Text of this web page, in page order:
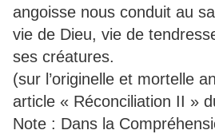
angoisse nous conduit au
vie de Dieu, vie de
ses créatures.
(sur l’originelle et mortelle
article « Réconciliation II »
Note : Dans la